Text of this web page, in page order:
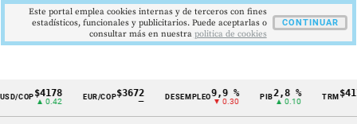
Cintillo
COP$4178
▲ 0.42
EUR/COP$3672 DESEMPLEO 9,9 %
▼ 0.30
PIB2,8 %
▲ 0.10
TRM
Este portal emplea cookies internas y de terceros con fines
estadísticos, funcionales y publicitarios. Puede aceptarlas o
consultar más en nuestra politica de cookies
CONTINUAR